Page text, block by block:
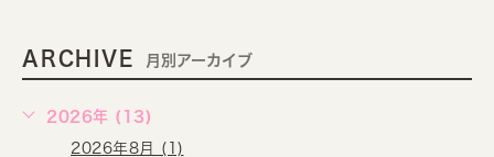
ARCHIVE 月別アーカイブ
2026年 (13)
2026年8月 (1)